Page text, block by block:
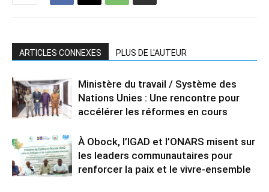
ARTICLES CONNEXES PLUS DE L'AUTEUR
Ministère du travail / Système des
Nations Unies : Une rencontre pour
accélérer les réformes en cours
À Obock, l’IGAD et l’ONARS misent sur
les leaders communautaires pour
renforcer la paix et le vivre-ensemble